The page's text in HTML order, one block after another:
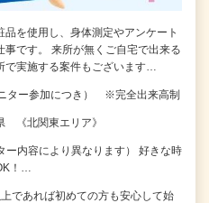
を使用し、身体測定やアンケート
事です。 来所が無くご自宅で出来る
で実施する案件もございます…
ター参加につき） ※完全出来高制
《北関東エリア》
ー内容により異なります） 好きな時
！…
であれば初めての方も安心して始